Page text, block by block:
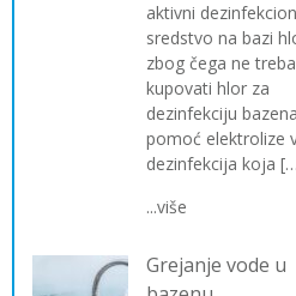
aktivni
sredstvo na bazi
zbog čega ne treba
kupovati hlor za
dezinfekciju
pomoć elektrolize
dezinfekcija koja
...više
Grejanje vode u